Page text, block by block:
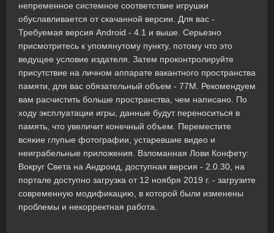
непременное системное соответствие игрушки
обуславливается от скачанной версии. Для вас -
Требуемая версия Android - 4.1 и выше. Серьезно
присмотритесь к упомянутому пункту, потому что это
ведущее условие издателя. Затем проконтролируйте
присутствие на личном аппарате вакантного пространства
памяти, для вас обязательный объем - 77M. Рекомендуем
вам расчистить больше пространства, чем написано. По
ходу эксплуатации игры, данные будут переноситься в
память, что увеличит конечный объем. Переместите
всякие глупые фотографии, устаревшие видео и
неиграбельные приложения. Взломанная Лови Конфету:
Вокруг Света на Андроид, доступная версия - 2.0.30, на
портале доступно загрузка от 12 ноября 2019 г. - загрузите
современную модификацию, в которой были изменены
проблемы и некорректная работа.